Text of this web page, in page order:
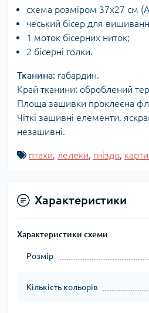
схема розміром 37х27 см
чеський бісер для
1 моток бісерних ниток;
2 бісерні голки.
Тканина: габардин.
Край тканини: оброблений
Площа зашивки проклеєна
Чіткі зашивні елементи,
незашивні.
птахи, лелеки, гніздо,
Характеристики
Характеристики схеми
Розмір
Кількість кольорів